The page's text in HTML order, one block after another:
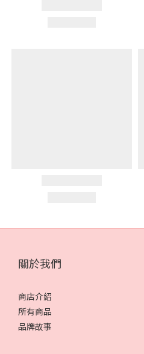
關於我們
商店介紹
所有商品
品牌故事